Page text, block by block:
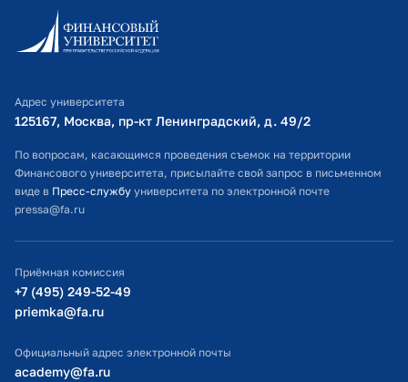
Информационно-образовательный портал
Личный кабинет поступающего
Оплата обучения
Расписание занятий
Студенческий офис
Официальный адрес электронной почты
Министерство просвещения РФ
Министерство науки и высшего образования РФ
Адрес университета
125167, Москва, пр-кт Ленинградский, д. 49/2​
По вопросам, касающимся проведения съемок на территории
Финансового университета, присылайте свой запрос в письменном
виде в Пресс-службу университета по электронной почте
pressa@fa.ru
Приёмная комиссия
+7 (495) 249-52-49
priemka@fa.ru
Официальный адрес электронной почты
academy@fa.ru